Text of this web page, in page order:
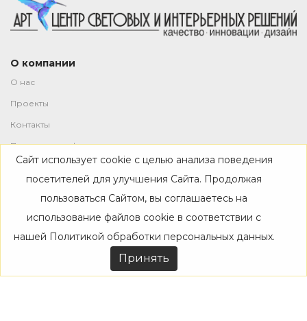
О компании
О нас
Проекты
Контакты
Политика конфиденциальности
Магазин
Каталог
Дизайнерам
Акции
Сайт использует cookie с целью анализа поведения
посетителей для улучшения Сайта. Продолжая
пользоваться Сайтом, вы соглашаетесь на
использование файлов cookie в соответствии с
нашей Политикой обработки персональных данных.
Принять